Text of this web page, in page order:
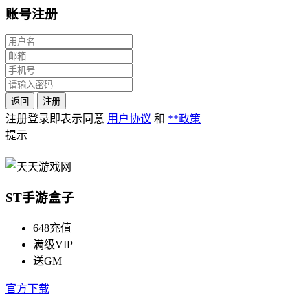
账号注册
返回 注册
注册登录即表示同意 用户协议 和 **政策
提示
ST手游盒子
648充值
满级VIP
送GM
官方下载